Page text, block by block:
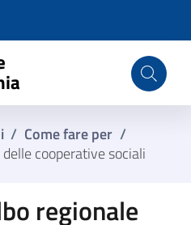
Campania
/ Come fare per /
cooperative sociali
regionale